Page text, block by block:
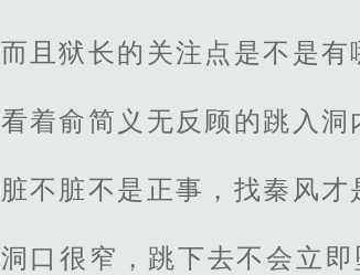
而且狱长的关注点是不是有
看着俞简义无反顾的跳入洞
脏不脏不是正事，找秦风
洞口很窄，跳下去不会立